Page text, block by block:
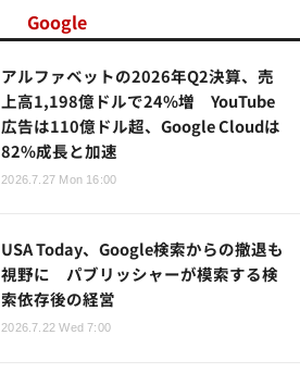
Google
アルファベットの2026年Q2決算、売
上高1,198億ドルで24%増 YouTube
広告は110億ドル超、Google Cloudは
82%成長と加速
2026.7.27 Mon 16:00
USA Today、Google検索からの撤退も
視野に パブリッシャーが模索する検
索依存後の経営
2026.7.22 Wed 7:00